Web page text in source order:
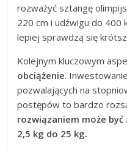
rozważyć sztangę
220 cm i udźwigu do 400
lepiej sprawdzą się
Kolejnym kluczowym
obciążenie.
pozwalających na
postępów to bardzo
rozwiązaniem może
2,5 kg do 25 kg.